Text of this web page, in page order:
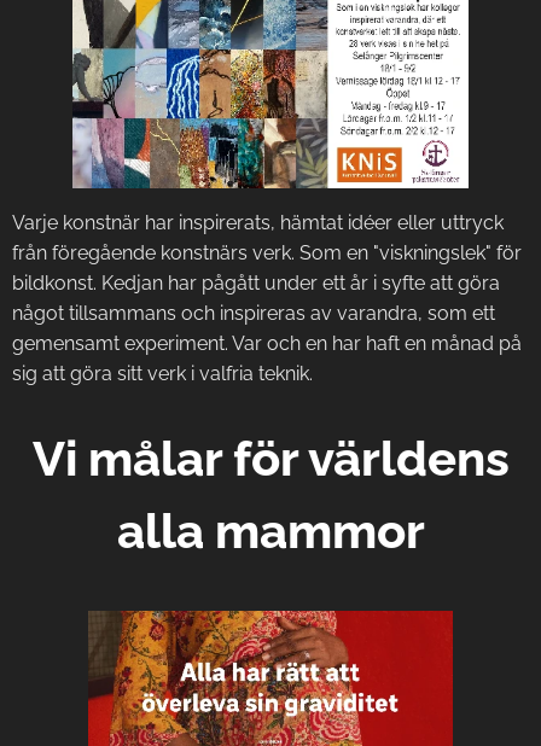
Varje konstnär har inspirerats, hämtat idéer eller uttryck
från föregående konstnärs verk. Som en "viskningslek" för
bildkonst. Kedjan har pågått under ett år i syfte att göra
något tillsammans och inspireras av varandra, som ett
gemensamt experiment. Var och en har haft en månad på
sig att göra sitt verk i valfria teknik.
Vi målar för världens
alla mammor